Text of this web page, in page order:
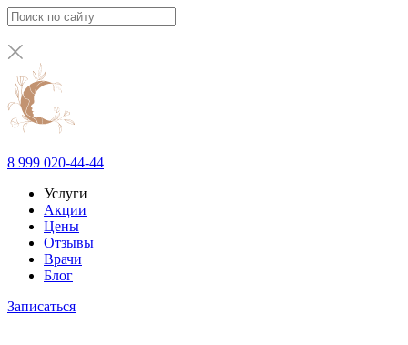
8 999 020-44-44
Услуги
Акции
Цены
Отзывы
Врачи
Блог
Записаться